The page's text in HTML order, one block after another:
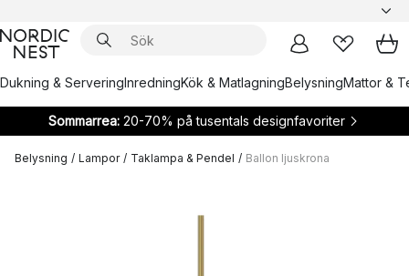
Dukning & ServeringInredningKök & MatlagningBelysningMattor &
Sommarrea:20-70% på tusentals designfavoriter
Belysning / Lampor / Taklampa & Pendel / Ballon ljuskrona